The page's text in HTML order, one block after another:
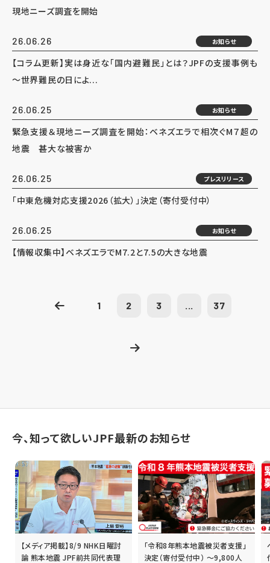
現地ニーズ調査を開始
26.06.26 お知らせ
【コラム更新】実は身近な「国内避難民」とは？JPFの支援事例も
～世界難民の日によ...
26.06.25 お知らせ
緊急支援＆現地ニーズ調査を開始：ベネズエラで相次ぐM７超の
地震 甚大な被害か
26.06.25 プレスリリース
「中東危機対応支援2026（拡大）」決定（寄付受付中）
26.06.25 お知らせ
【情報収集中】ベネズエラでM7.2と7.5の大きな地震
1 2 3 ... 37
今、知って欲しいJPF最新のお知らせ
【メディア掲載】8/9 NHK日曜討
論 熊本地震 JPF前共同代表理
「令和8年熊本地震被災者支援」
決定（寄付受付中） ～9,800人